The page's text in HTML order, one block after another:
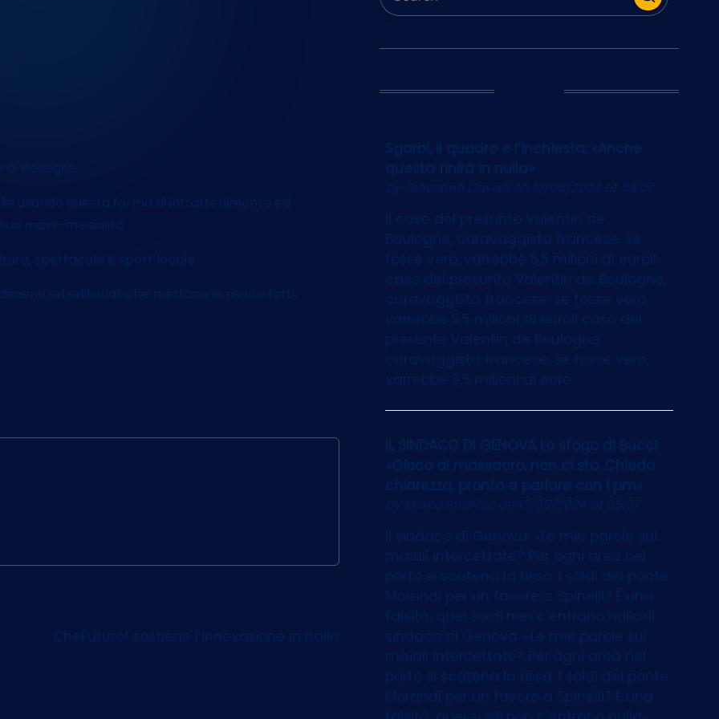
Bisceglie.
usando questa forma di intrattenimento ed
mass-medialità.
spettacolo e sport locale.
ed editoriali che mettano in risalto fatti,
CheFuturo! sostiene l’innovazione in Italia
Ultim’Ora
Sgarbi, il quadro e l’inchiesta: «Anche
questa finirà in nulla»
by Giovanna Cavallion 13/05/2024 at 06:07
Il caso del presunto Valentin de
Boulogne, caravaggista francese: se
fosse vero, varrebbe 5,5 milioni di euroIl
caso del presunto Valentin de Boulogne,
caravaggista francese: se fosse vero,
varrebbe 5,5 milioni di euroIl caso del
presunto Valentin de Boulogne,
caravaggista francese: se fosse vero,
varrebbe 5,5 milioni di euro
IL SINDACO DI GENOVA Lo sfogo di Bucci:
«Gioco al massacro, non ci sto. Chiedo
chiarezza, pronto a parlare con i pm»
by Marco Imarisioon 13/05/2024 at 06:07
Il sindaco di Genova: «Le mie parole sui
maiali intercettate? Per ogni area nel
porto si scatena la rissa. I soldi del ponte
Morandi per un favore a Spinelli? È una
falsità, quei soldi non c’entrano nulla»Il
sindaco di Genova: «Le mie parole sui
maiali intercettate? Per ogni area nel
porto si scatena la rissa. I soldi del ponte
Morandi per un favore a Spinelli? È una